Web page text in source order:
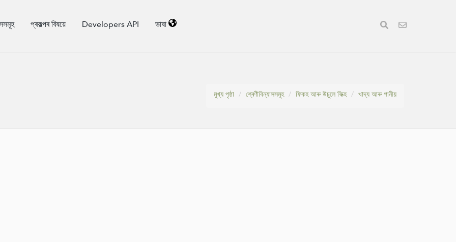
প্ৰকল্পৰ বিষয়ে Developers API ভাষা
মুখ্য পৃষ্ঠা
শ্ৰেণীবিন্যাসসমূহ ফিকহ আৰু উচুলে ফিক্হ খাদ্য আৰু পানীয়